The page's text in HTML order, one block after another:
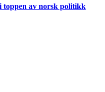
toppen av norsk politikk